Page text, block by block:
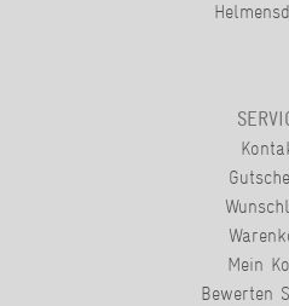
Mein
Bewerten